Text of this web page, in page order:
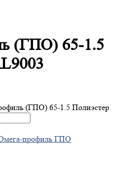
(ГПО) 65-1.5
(ГПО) 65-1.5 Полиэстер
профиль ГПО